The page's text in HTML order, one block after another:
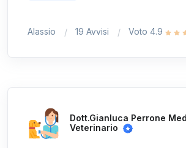
Alassio 19 Avvisi Voto 4.9
Dott.Gianluca Perrone
Veterinario